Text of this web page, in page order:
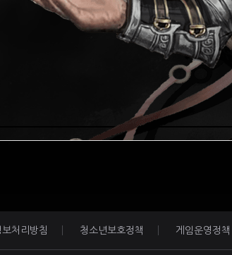
보처리방침 청소년보호정책 게임운영정책